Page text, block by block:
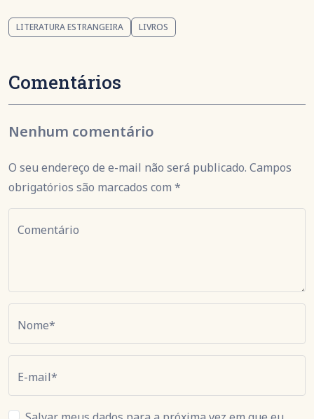
LITERATURA ESTRANGEIRA LIVROS
Comentários
Nenhum comentário
O seu endereço de e-mail não será publicado. Campos
obrigatórios são marcados com *
Comentário
Nome*
E-mail*